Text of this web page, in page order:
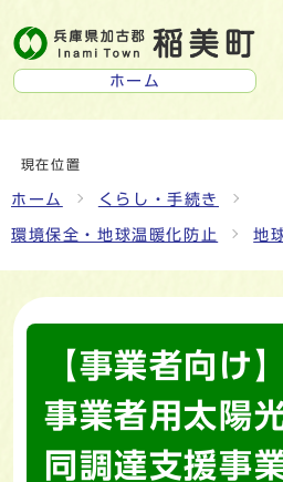
ホーム
現在位置
ホーム くらし・手続き
環境保全・地球温暖化防止 地
【事業者向け
事業者用太陽
同調達支援事